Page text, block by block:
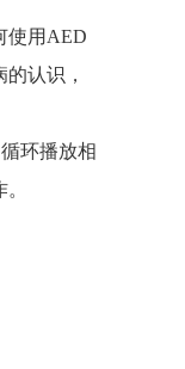
使用AED
认识，
环播放相